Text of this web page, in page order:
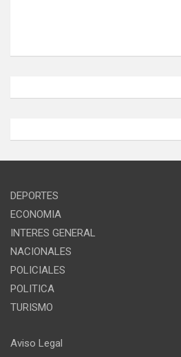
DEPORTES
ECONOMIA
INTERES GENERAL
NACIONALES
POLICIALES
POLITICA
TURISMO
Aviso Legal